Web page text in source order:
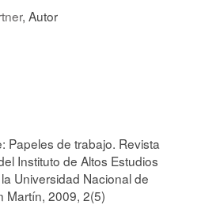
, Autor
Papeles de trabajo. Revista
Instituto de Altos Estudios
Universidad Nacional de
Martín, 2009, 2(5)